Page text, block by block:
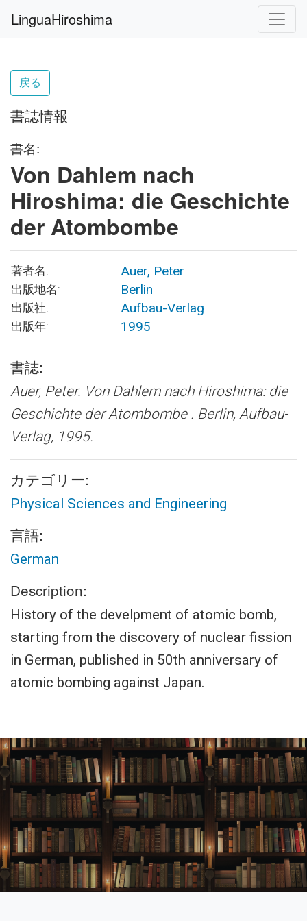
LinguaHiroshima
戻る
書誌情報
書名:
Von Dahlem nach
Hiroshima: die Geschichte
der Atombombe
著者名: Auer, Peter
出版地名: Berlin
出版社: Aufbau-Verlag
出版年: 1995
書誌:
Auer, Peter. Von Dahlem nach Hiroshima: die
Geschichte der Atombombe . Berlin, Aufbau-
Verlag, 1995.
カテゴリー:
Physical Sciences and Engineering
言語:
German
Description:
History of the develpment of atomic bomb,
starting from the discovery of nuclear fission
in German, published in 50th anniversary of
atomic bombing against Japan.